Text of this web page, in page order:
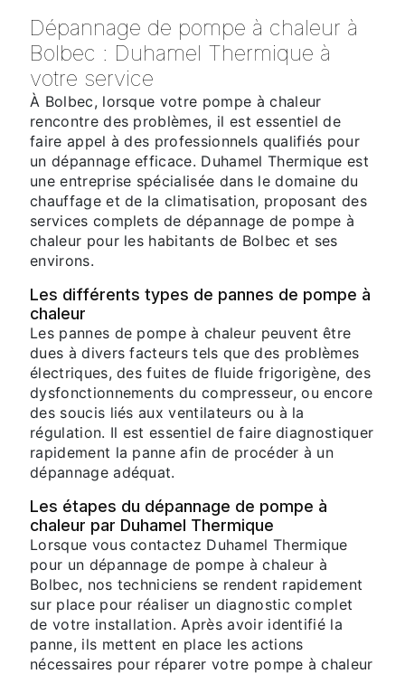
Dépannage de pompe à chaleur à
Bolbec : Duhamel Thermique à
votre service
À Bolbec, lorsque votre pompe à chaleur
rencontre des problèmes, il est essentiel de
faire appel à des professionnels qualifiés pour
un dépannage efficace. Duhamel Thermique est
une entreprise spécialisée dans le domaine du
chauffage et de la climatisation, proposant des
services complets de dépannage de pompe à
chaleur pour les habitants de Bolbec et ses
environs.
Les différents types de pannes de pompe à
chaleur
Les pannes de pompe à chaleur peuvent être
dues à divers facteurs tels que des problèmes
électriques, des fuites de fluide frigorigène, des
dysfonctionnements du compresseur, ou encore
des soucis liés aux ventilateurs ou à la
régulation. Il est essentiel de faire diagnostiquer
rapidement la panne afin de procéder à un
dépannage adéquat.
Les étapes du dépannage de pompe à
chaleur par Duhamel Thermique
Lorsque vous contactez Duhamel Thermique
pour un dépannage de pompe à chaleur à
Bolbec, nos techniciens se rendent rapidement
sur place pour réaliser un diagnostic complet
de votre installation. Après avoir identifié la
panne, ils mettent en place les actions
nécessaires pour réparer votre pompe à chaleur